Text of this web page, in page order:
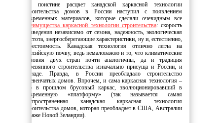
Но поистине расцвет канадской каркасной технологии
строительства домов в России наступил с появлением
современных материалов, которые сделали очевидным все
преимущества каркасной технологии строительства: скорость
возведения независимо от сезона, надежность, экологическая
чистота, энергосберегающие характеристики, ну и, естественно,
себестоимость. Канадская технология отлично легла на
российскую почву, ведь немаловажно и то, что климатические
условия двух стран почти аналогичны, да и традиция
деревянного строительства изначально присуща и России, и
Канаде. Правда, в России преобладало строительство
бревенчатых домов. Впрочем, и сама каркасная технология –
это в прошлом брусовый каркас, эволюционировавший в
современную «платформу» (так называется самая
распространенная канадская каркасная технология
строительства домов, которая преобладает в США, Австралии
и даже Новой Зеландии).